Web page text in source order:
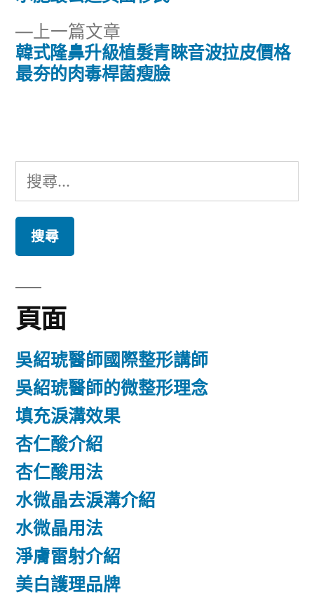
導
覽
上一篇文章
一
篇
韓式隆鼻升級植髮青睞音波拉皮價格
最夯的肉毒桿菌瘦臉
搜
尋
鍵
字:
頁面
吳紹琥醫師國際整形講師
吳紹琥醫師的微整形理念
填充淚溝效果
杏仁酸介紹
杏仁酸用法
水微晶去淚溝介紹
水微晶用法
淨膚雷射介紹
美白護理品牌